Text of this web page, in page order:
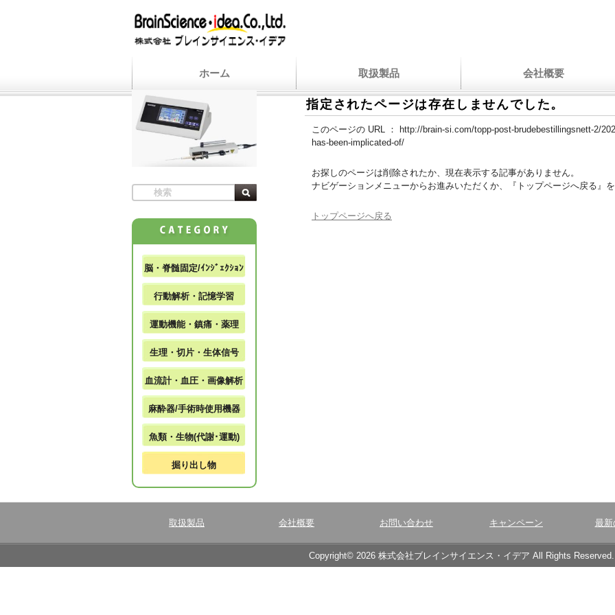
ホーム 取扱製品 会社概要
指定されたページは存在しませんでした。
このページの URL ：
http://brain-si.com/topp-post-brudebestillingsnett-2/
has-been-implicated-of/
お探しのページは削除されたか、現在表示する記事がありません。
ナビゲーションメニューからお進みいただくか、『トップページへ戻る』を
トップページへ戻る
脳・脊髄固定/ｲﾝｼﾞｪｸｼｮﾝ
行動解析・記憶学習
運動機能・鎮痛・薬理
生理・切片・生体信号
血流計・血圧・画像解析
麻酔器/手術時使用機器
魚類・生物(代謝･運動)
掘り出し物
取扱製品 会社概要 お問い合わせ キャンペーン 最新
Copyright© 2026 株式会社ブレインサイエンス・イデア All Rights Reserved.